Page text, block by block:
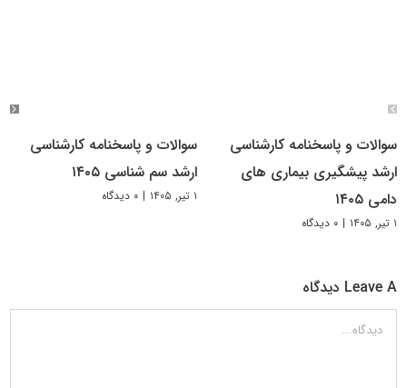
سوالات و پاسخنامه کارشناسی
ارشد پیشگیری بیماری های
دامی ۱۴۰۵
۱ تیر, ۱۴۰۵ | ۰ دیدگاه
سوالات و پاسخنامه کارشناسی
ارشد سم شناسی ۱۴۰۵
۱ تیر, ۱۴۰۵ | ۰ دیدگاه
Leave A دیدگاه
دیدگاه